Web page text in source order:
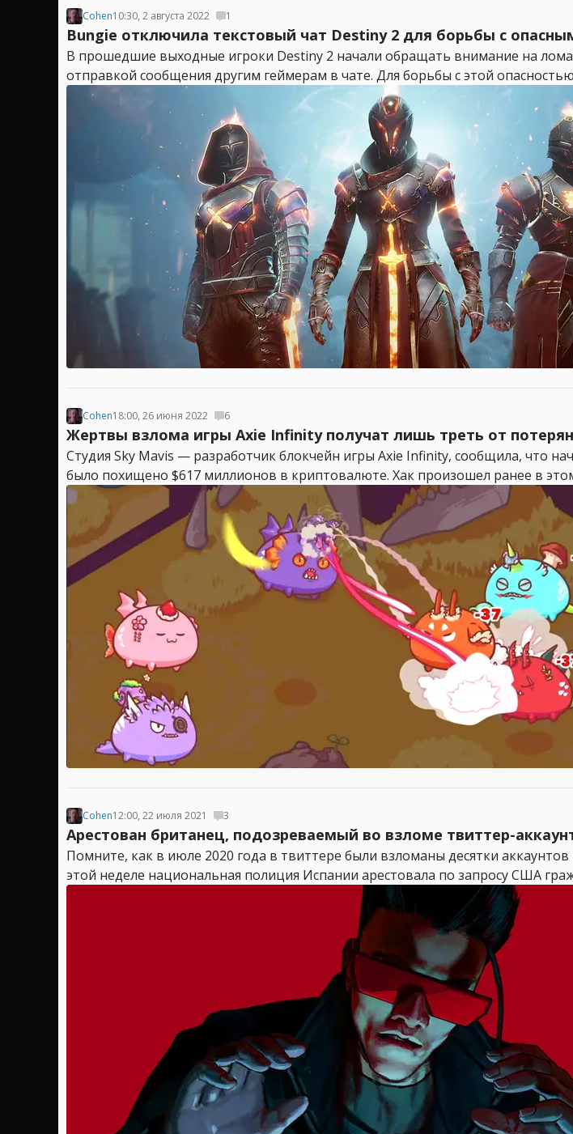
Cohen10:30, 2 августа 2022 1
Bungie отключила текстовый чат Destiny 2 для борьбы с
В прошедшие выходные игроки Destiny 2 начали обращать внимание на
отправкой сообщения другим геймерам в чате. Для борьбы с этой
Cohen18:00, 26 июня 2022 6
Жертвы взлома игры Axie Infinity получат лишь треть от
Студия Sky Mavis — разработчик блокчейн игры Axie Infinity, сообщила, что
было похищено $617 миллионов в криптовалюте. Хак произошел ранее в
Cohen12:00, 22 июля 2021 3
Арестован британец, подозреваемый во взломе твиттер-
Помните, как в июле 2020 года в твиттере были взломаны десятки
этой неделе национальная полиция Испании арестовала по запросу США